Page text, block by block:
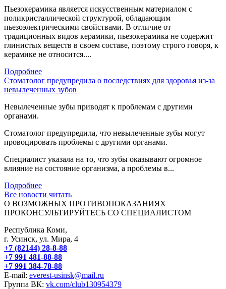
Пьезокерамика является искусственным материалом с
поликристаллической структурой, обладающим
пьезоэлектрическими свойствами. В отличие от
традиционных видов керамики, пьезокерамика не содержит
глинистых веществ в своем составе, поэтому строго говоря, к
керамике не относится....
Подробнее
Стоматолог предупредила о последствиях для здоровья из-за
невылеченных зубов
Невылеченные зубы приводят к проблемам с другими
органами.
Стоматолог предупредила, что невылеченные зубы могут
провоцировать проблемы с другими органами.
Специалист указала на то, что зубы оказывают огромное
влияние на состояние организма, а проблемы в...
Подробнее
Все новости читать
О ВОЗМОЖНЫХ ПРОТИВОПОКАЗАНИЯХ
ПРОКОНСУЛЬТИРУЙТЕСЬ СО СПЕЦИАЛИСТОМ
Республика Коми,
г. Усинск, ул. Мира, 4
+7 (82144) 28-8-88
+7 991 481-88-88
+7 991 384-78-88
E-mail: everest-usinsk@mail.ru
Группа ВК: vk.com/club130954379